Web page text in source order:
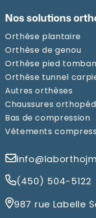
Nos solutions
Orthèse plantaire
Orthèse de genou
Orthèse pied
Orthèse tunnel
Autres orthèses
Chaussures
Bas de compression
Vêtements
(450) 504-5122
987 rue Labelle